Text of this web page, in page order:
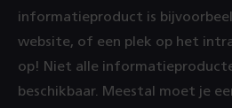
informatieproduct is
website, of een plek op het
op! Niet alle
beschikbaar. Meestal moet je